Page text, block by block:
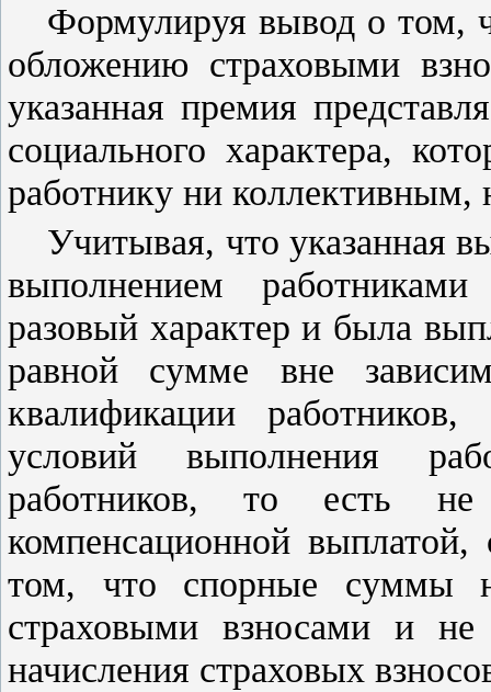
Формулируя вывод о том,
обложению страховыми
указанная премия
социального характера,
работнику ни коллективным,
Учитывая, что указанная
выполнением
разовый характер и была
равной сумме вне
квалификации работников,
условий выполнения
работников, то есть
компенсационной
том, что спорные суммы
страховыми взносами и
начисления страховых